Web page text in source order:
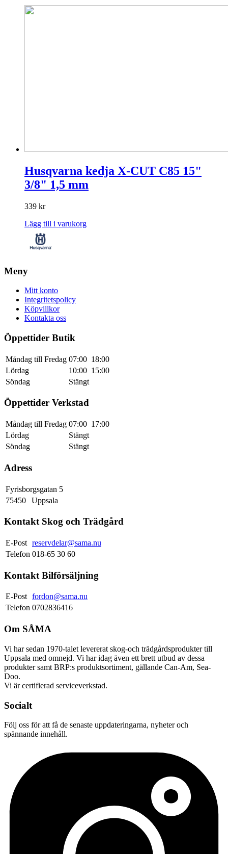
Husqvarna kedja X-CUT C85 15"
3/8" 1,5 mm
339 kr
Lägg till i varukorg
Meny
Mitt konto
Integritetspolicy
Köpvillkor
Kontakta oss
Öppettider Butik
Måndag till Fredag 07:00 18:00
Lördag
10:00 15:00
Söndag
Stängt
Öppettider Verkstad
Måndag till Fredag 07:00 17:00
Lördag
Stängt
Söndag
Stängt
Adress
Fyrisborgsgatan 5
75450
Uppsala
Kontakt Skog och Trädgård
E-Post reservdelar@sama.nu
Telefon 018-65 30 60
Kontakt Bilförsäljning
E-Post fordon@sama.nu
Telefon 0702836416
Om SÅMA
Vi har sedan 1970-talet levererat skog-och trädgårdsprodukter till
Uppsala med omnejd. Vi har idag även ett brett utbud av dessa
produkter samt BRP:s produktsortiment, gällande Can-Am, Sea-
Doo.
Vi är certifierad serviceverkstad.
Socialt
Följ oss för att få de senaste uppdateringarna, nyheter och
spännande innehåll.